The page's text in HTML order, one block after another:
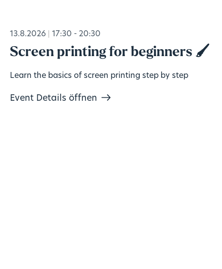
13.8.2026 17:30 - 20:30
Screen printing for beginners 🖌️
Learn the basics of screen printing step by step
Event Details öffnen